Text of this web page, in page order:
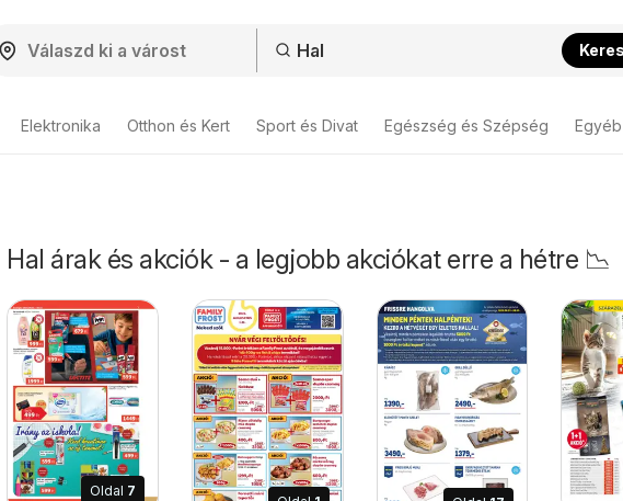
Elektronika Otthon és Kert Sport és Divat Egészség és Szépség Egyéb
Hal árak és akciók - a legjobb akciókat erre a hétre 📉
Oldal 7